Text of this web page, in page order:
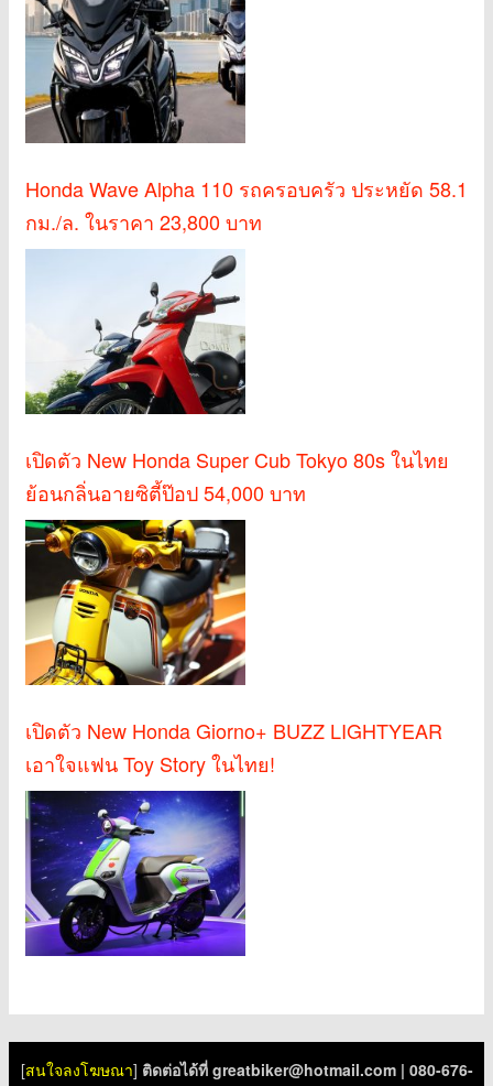
Honda Wave Alpha 110 รถครอบครัว ประหยัด 58.1
กม./ล. ในราคา 23,800 บาท
เปิดตัว New Honda Super Cub Tokyo 80s ในไทย
ย้อนกลิ่นอายซิตี้ป๊อป 54,000 บาท
เปิดตัว New Honda Giorno+ BUZZ LIGHTYEAR
เอาใจแฟน Toy Story ในไทย!
[สนใจลงโฆษณา] ติดต่อได้ที่ greatbiker@hotmail.com| 080-676-